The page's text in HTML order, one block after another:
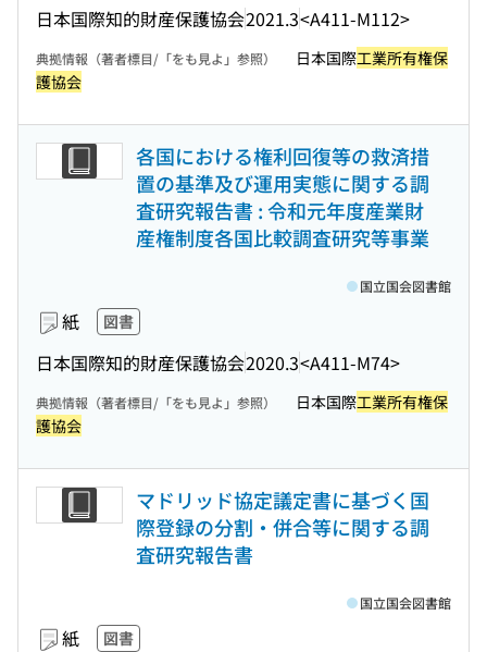
日本国際知的財産保護協会2021.3<A411-M112>
典拠情報（著者標目/「をも見よ」参照） 日本国際工業所有権保
護協会
各国における権利回復等の救済措
置の基準及び運用実態に関する調
査研究報告書 : 令和元年度産業財
産権制度各国比較調査研究等事業
紙 図書
日本国際知的財産保護協会2020.3<A411-M74>
国立国会図書館
典拠情報（著者標目/「をも見よ」参照） 日本国際工業所有権保
護協会
マドリッド協定議定書に基づく国
際登録の分割・併合等に関する調
査研究報告書
紙 図書
国立国会図書館